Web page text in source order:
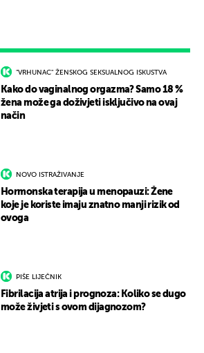
"VRHUNAC" ŽENSKOG SEKSUALNOG ISKUSTVA
Kako do vaginalnog orgazma? Samo 18 %
žena može ga doživjeti isključivo na ovaj
način
NOVO ISTRAŽIVANJE
Hormonska terapija u menopauzi: Žene
koje je koriste imaju znatno manji rizik od
ovoga
PIŠE LIJEČNIK
Fibrilacija atrija i prognoza: Koliko se dugo
može živjeti s ovom dijagnozom?